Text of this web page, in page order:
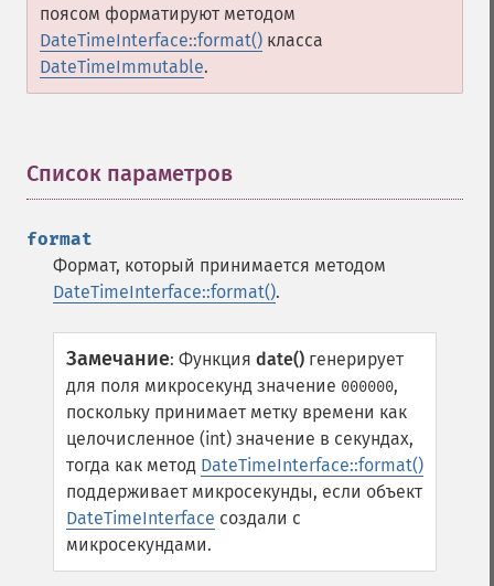
поясом форматируют методом
DateTimeInterface::format() класса
DateTimeImmutable.
Список параметров
format
Формат, который принимается методом
DateTimeInterface::format().
Замечание: Функция date() генерирует
для поля микросекунд значение 000000,
поскольку принимает метку времени как
целочисленное (int) значение в секундах,
тогда как метод DateTimeInterface::format()
поддерживает микросекунды, если объект
DateTimeInterface создали с
микросекундами.